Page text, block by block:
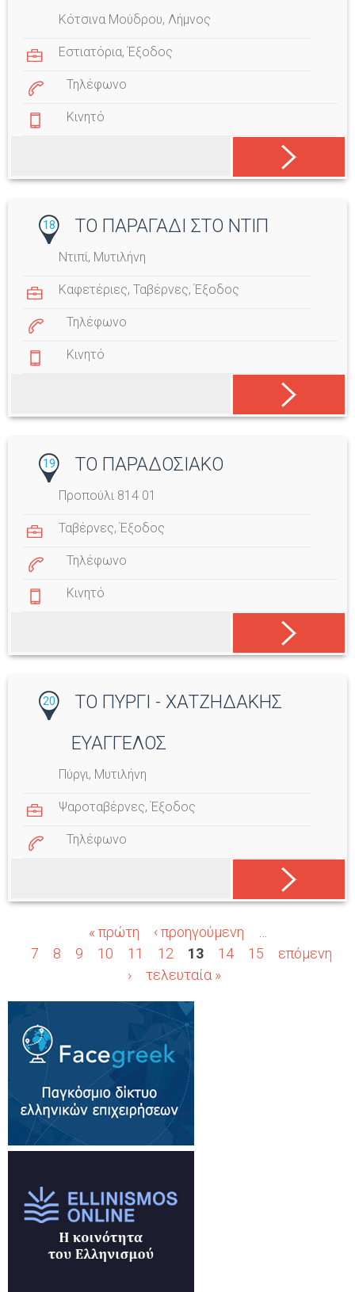
Κότσινα Μούδρου, Λήμνος
Εστιατόρια,Έξοδος
Τηλέφωνο
Κινητό
18 ΤΟ ΠΑΡΑΓΑΔΙ ΣΤΟ ΝΤΙΠ
Ντιπί, Μυτιλήνη
Καφετέριες,Ταβέρνες,Έξοδος
Τηλέφωνο
Κινητό
19 ΤΟ ΠΑΡΑΔΟΣΙΑΚΟ
Προπούλι 814 01
Ταβέρνες,Έξοδος
Τηλέφωνο
Κινητό
20
ΤΟ ΠΥΡΓΙ - ΧΑΤΖΗΔΑΚΗΣ
ΕΥΑΓΓΕΛΟΣ
Πύργι, Μυτιλήνη
Ψαροταβέρνες,Έξοδος
Τηλέφωνο
ς
« πρώτη ‹ προηγούμενη
…
7
8 9 10 11 12 13 14 15
επόμενη
›
τελευταία »